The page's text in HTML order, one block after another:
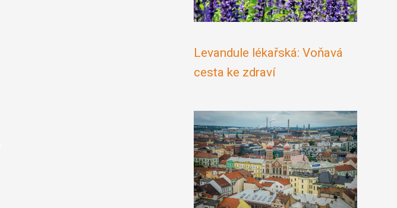
Levandule lékařská: Voňavá
cesta ke zdraví